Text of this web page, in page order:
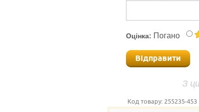
Оцінка: Погано
Відправити
З
Код товару: 255235-453